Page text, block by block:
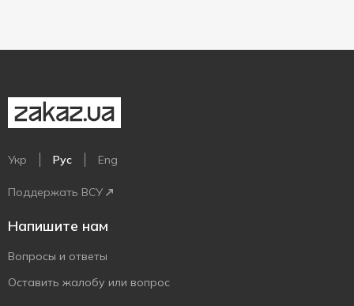
Укр Рус Eng
Поддержать ВСУ
Напишите нам
Вопросы и ответы
Оставить жалобу или вопрос